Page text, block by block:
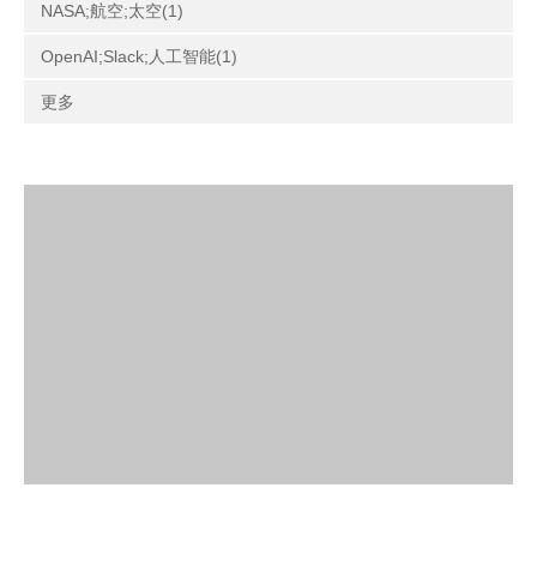
NASA;航空;太空(1)
OpenAI;Slack;人工智能(1)
更多